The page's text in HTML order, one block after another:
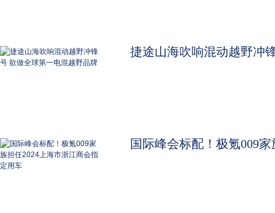
捷途山海吹响混动越野冲锋
国际峰会标配！极氪009家族担